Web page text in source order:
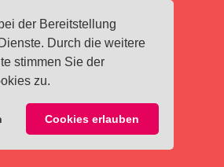
der Bereitstellung
Durch die weitere
stimmen Sie der
zu.
Cookies erlauben